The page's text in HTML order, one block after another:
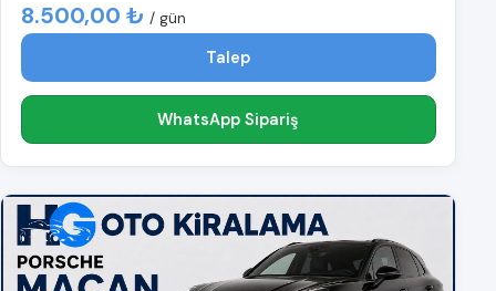
8.500,00 ₺ / gün
Talep
WhatsApp Sipariş